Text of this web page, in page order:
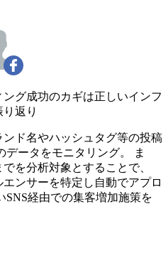
グ成功のカギは正しいインフ
返り
ド名やハッシュタグ等の投稿
ータをモニタリング。 ま
を分析対象とすることで、
ンサーを特定し自動でアプロ
SNS経由での集客増加施策を